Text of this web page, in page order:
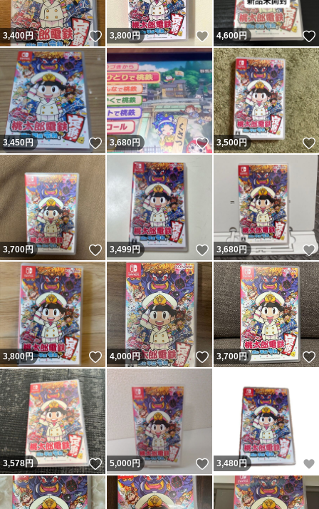
3,400円 いいね！
3,800円 いいね！
4,600円
3,450円 いいね！
3,680円 いいね！
3,500円
3,700円 いいね！
3,499円 いいね！
3,680円
3,800円 いいね！
4,000円 いいね！
3,700円
3,578円 いいね！
5,000円 いいね！
3,480円